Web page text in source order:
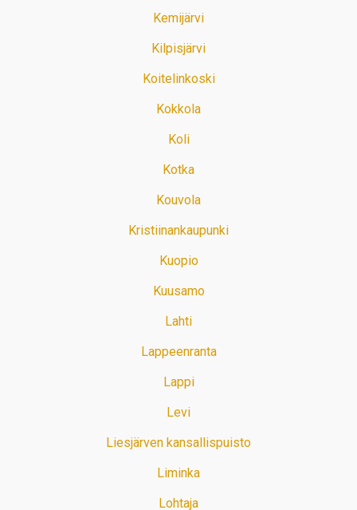
Kemijärvi
Kilpisjärvi
Koitelinkoski
Kokkola
Koli
Kotka
Kouvola
Kristiinankaupunki
Kuopio
Kuusamo
Lahti
Lappeenranta
Lappi
Levi
Liesjärven kansallispuisto
Liminka
Lohtaja